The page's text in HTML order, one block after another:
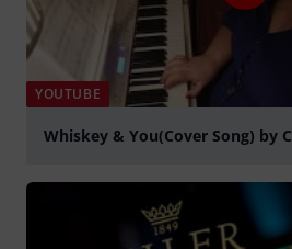
YOUTUBE
Whiskey & You(Cover Song) by